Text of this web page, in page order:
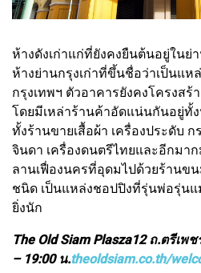
ห้างดังเก่าแก่ที่ยังคงยืนต้นอยู่ในย่
ห้างย่านกรุงเก่าที่ขึ้นชื่อว่าเป็นแห
กรุงเทพฯ ตัวอาคารยังคงโครงสร้
โดยมีเหล่าร้านค้าอัดแน่นกันอยู่ทั้
ทั้งร้านขายเสื้อผ้า เครื่องประดับ ก
จินดา เครื่องดนตรีไทยและอีกมา
ลานเฟื่องนครที่อุดมไปด้วยร้านข
ชนิด เป็นแหล่งชอปปิงที่รุ่นพ่อรุ่น
ยิ่งนัก
The Old Siam Plasza12 ถ.ตรีเพ
– 19:00 น.theoldsiam.co.th/